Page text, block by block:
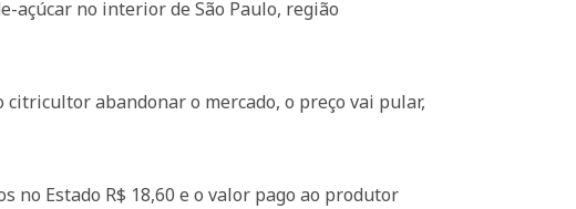
açúcar no interior de São Paulo, região
abandonar o mercado, o preço vai pular,
no Estado R$ 18,60 e o valor pago ao produtor